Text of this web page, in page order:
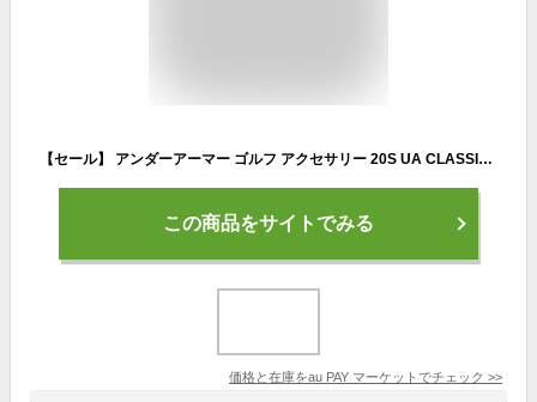
【セール】 アンダーアーマー ゴルフ アクセサリー 20S UA CLASSIC MESH CAP 1305017 408 メンズ LGXL 408
この商品をサイトでみる
価格と在庫をau PAY マーケット でチェック >>